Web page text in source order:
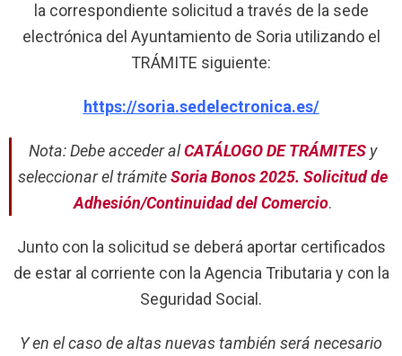
la correspondiente solicitud a través de la sede
electrónica del Ayuntamiento de Soria utilizando el
TRÁMITE siguiente:
https://soria.sedelectronica.es/
Nota: Debe acceder alCATÁLOGO DE TRÁMITESy
seleccionar el trámiteSoria Bonos 2025. Solicitud de
Adhesión/Continuidad del Comercio.
Junto con la solicitud se deberá aportar certificados
de estar al corriente con la Agencia Tributaria y con la
Seguridad Social.
Y en el caso de altas nuevas también será necesario